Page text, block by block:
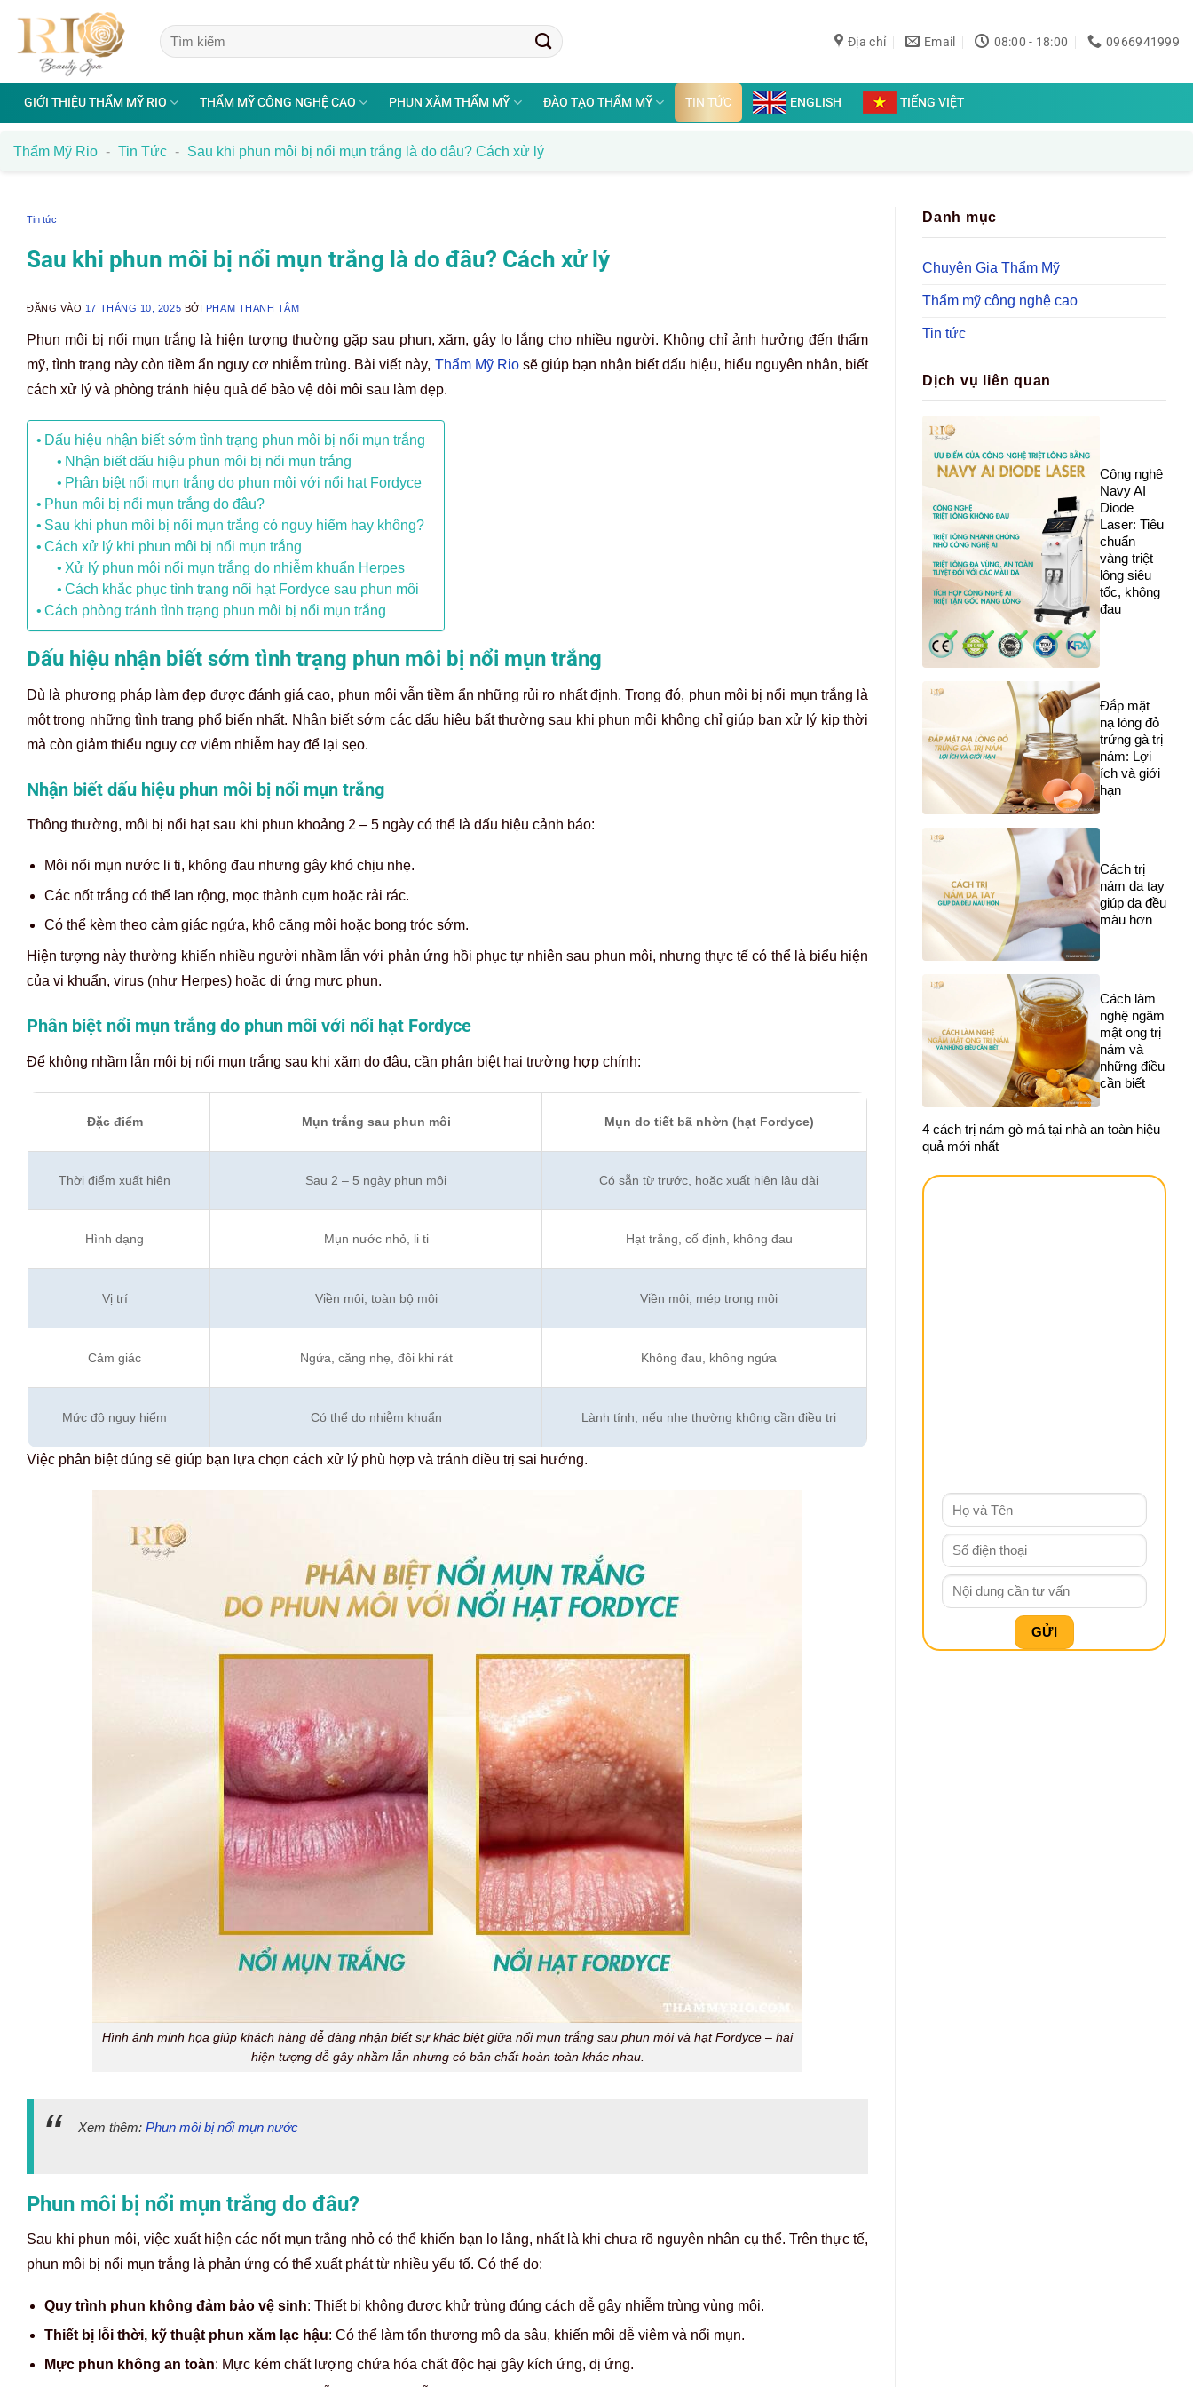
nội
Địa chỉ Email 08:00 - 18:00 0966941999
GIỚI THIỆU THẨM MỸ RIO THẨM MỸ CÔNG NGHỆ CAO PHUN XĂM THẨM MỸ ĐÀO TẠO THẨM MỸ TIN TỨC ENGLISH TIẾNG VIỆT
Thẩm Mỹ Rio - Tin Tức - Sau khi phun môi bị nổi mụn trắng là do đâu? Cách xử lý
Tin tức
Sau khi phun môi bị nổi mụn trắng là do đâu? Cách xử lý
ĐĂNG VÀO 17 THÁNG 10, 2025 BỞI PHẠM THANH TÂM
Phun môi bị nổi mụn trắng là hiện tượng thường gặp sau phun, xăm, gây lo lắng cho nhiều người. Không chỉ ảnh hưởng đến thẩm
mỹ, tình trạng này còn tiềm ẩn nguy cơ nhiễm trùng. Bài viết này, Thẩm Mỹ Riosẽ giúp bạn nhận biết dấu hiệu, hiểu nguyên nhân, biết
cách xử lý và phòng tránh hiệu quả để bảo vệ đôi môi sau làm đẹp.
Dấu hiệu nhận biết sớm tình trạng phun môi bị nổi mụn trắng
Nhận biết dấu hiệu phun môi bị nổi mụn trắng
Phân biệt nổi mụn trắng do phun môi với nổi hạt Fordyce
Phun môi bị nổi mụn trắng do đâu?
Sau khi phun môi bị nổi mụn trắng có nguy hiểm hay không?
Cách xử lý khi phun môi bị nổi mụn trắng
Xử lý phun môi nổi mụn trắng do nhiễm khuẩn Herpes
Cách khắc phục tình trạng nổi hạt Fordyce sau phun môi
Cách phòng tránh tình trạng phun môi bị nổi mụn trắng
Dấu hiệu nhận biết sớm tình trạng phun môi bị nổi mụn trắng
Dù là phương pháp làm đẹp được đánh giá cao, phun môi vẫn tiềm ẩn những rủi ro nhất định. Trong đó, phun môi bị nổi mụn trắng là
một trong những tình trạng phổ biến nhất. Nhận biết sớm các dấu hiệu bất thường sau khi phun môi không chỉ giúp bạn xử lý kịp thời
mà còn giảm thiểu nguy cơ viêm nhiễm hay để lại sẹo.
Nhận biết dấu hiệu phun môi bị nổi mụn trắng
Thông thường, môi bị nổi hạt sau khi phun khoảng 2 – 5 ngày có thể là dấu hiệu cảnh báo:
Môi nổi mụn nước li ti, không đau nhưng gây khó chịu nhẹ.
Các nốt trắng có thể lan rộng, mọc thành cụm hoặc rải rác.
Có thể kèm theo cảm giác ngứa, khô căng môi hoặc bong tróc sớm.
Hiện tượng này thường khiến nhiều người nhầm lẫn với phản ứng hồi phục tự nhiên sau phun môi, nhưng thực tế có thể là biểu hiện
của vi khuẩn, virus (như Herpes) hoặc dị ứng mực phun.
Phân biệt nổi mụn trắng do phun môi với nổi hạt Fordyce
Để không nhầm lẫn môi bị nổi mụn trắng sau khi xăm do đâu, cần phân biệt hai trường hợp chính:
Đặc điểm Mụn trắng sau phun môi Mụn do tiết bã nhờn (hạt Fordyce)
Thời điểm xuất hiện Sau 2 – 5 ngày phun môi Có sẵn từ trước, hoặc xuất hiện lâu dài
Hình dạng Mụn nước nhỏ, li ti Hạt trắng, cố định, không đau
Vị trí Viền môi, toàn bộ môi Viền môi, mép trong môi
Cảm giác Ngứa, căng nhẹ, đôi khi rát Không đau, không ngứa
Mức độ nguy hiểm Có thể do nhiễm khuẩn Lành tính, nếu nhẹ thường không cần điều trị
Việc phân biệt đúng sẽ giúp bạn lựa chọn cách xử lý phù hợp và tránh điều trị sai hướng.
Hình ảnh minh họa giúp khách hàng dễ dàng nhận biết sự khác biệt giữa nổi mụn trắng sau phun môi và hạt Fordyce – hai
hiện tượng dễ gây nhầm lẫn nhưng có bản chất hoàn toàn khác nhau.
Xem thêm: Phun môi bị nổi mụn nước
Phun môi bị nổi mụn trắng do đâu?
Sau khi phun môi, việc xuất hiện các nốt mụn trắng nhỏ có thể khiến bạn lo lắng, nhất là khi chưa rõ nguyên nhân cụ thể. Trên thực tế,
phun môi bị nổi mụn trắng là phản ứng có thể xuất phát từ nhiều yếu tố. Có thể do:
Quy trình phun không đảm bảo vệ sinh: Thiết bị không được khử trùng đúng cách dễ gây nhiễm trùng vùng môi.
Thiết bị lỗi thời, kỹ thuật phun xăm lạc hậu: Có thể làm tổn thương mô da sâu, khiến môi dễ viêm và nổi mụn.
Mực phun không an toàn: Mực kém chất lượng chứa hóa chất độc hại gây kích ứng, dị ứng.
Danh mục
Chuyên Gia Thẩm Mỹ
Thẩm mỹ công nghệ cao
Tin tức
Dịch vụ liên quan
Công nghệ
Navy AI
Diode
Laser: Tiêu
chuẩn
vàng triệt
lông siêu
tốc, không
đau
Đắp mặt
nạ lòng đỏ
trứng gà trị
nám: Lợi
ích và giới
hạn
Cách trị
nám da tay
giúp da đều
màu hơn
Cách làm
nghệ ngâm
mật ong trị
nám và
những điều
cần biết
4 cách trị nám gò má tại nhà an toàn hiệu
quả mới nhất